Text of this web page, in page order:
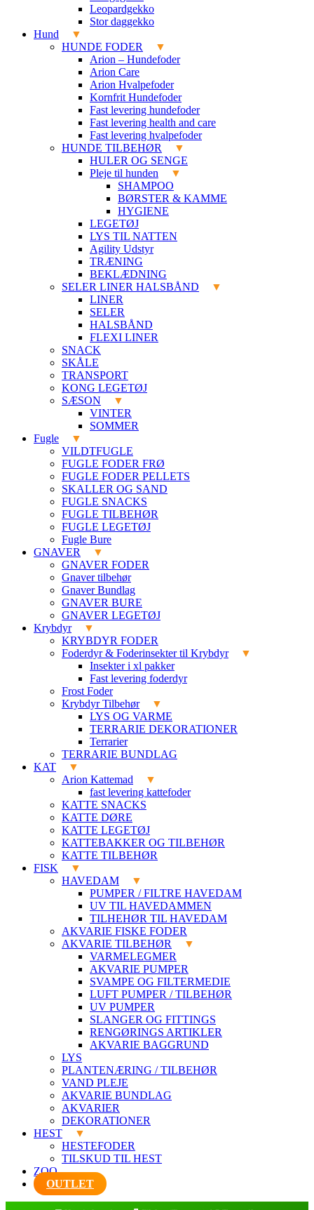
Leopardgekko
Stor daggekko
Hund
HUNDE FODER
Arion – Hundefoder
Arion Care
Arion Hvalpefoder
Kornfrit Hundefoder
Fast levering hundefoder
Fast levering health and care
Fast levering hvalpefoder
HUNDE TILBEHØR
HULER OG SENGE
Pleje til hunden
SHAMPOO
BØRSTER & KAMME
HYGIENE
LEGETØJ
LYS TIL NATTEN
Agility Udstyr
TRÆNING
BEKLÆDNING
SELER LINER HALSBÅND
LINER
SELER
HALSBÅND
FLEXI LINER
SNACK
SKÅLE
TRANSPORT
KONG LEGETØJ
SÆSON
VINTER
SOMMER
Fugle
VILDTFUGLE
FUGLE FODER FRØ
FUGLE FODER PELLETS
SKALLER OG SAND
FUGLE SNACKS
FUGLE TILBEHØR
FUGLE LEGETØJ
Fugle Bure
GNAVER
GNAVER FODER
Gnaver tilbehør
Gnaver Bundlag
GNAVER BURE
GNAVER LEGETØJ
Krybdyr
KRYBDYR FODER
Foderdyr & Foderinsekter til Krybdyr
Insekter i xl pakker
Fast levering foderdyr
Frost Foder
Krybdyr Tilbehør
LYS OG VARME
TERRARIE DEKORATIONER
Terrarier
TERRARIE BUNDLAG
KAT
Arion Kattemad
fast levering kattefoder
KATTE SNACKS
KATTE DØRE
KATTE LEGETØJ
KATTEBAKKER OG TILBEHØR
KATTE TILBEHØR
FISK
HAVEDAM
PUMPER / FILTRE HAVEDAM
UV TIL HAVEDAMMEN
TILHEHØR TIL HAVEDAM
AKVARIE FISKE FODER
AKVARIE TILBEHØR
VARMELEGMER
AKVARIE PUMPER
SVAMPE OG FILTERMEDIE
LUFT PUMPER / TILBEHØR
UV PUMPER
SLANGER OG FITTINGS
RENGØRINGS ARTIKLER
AKVARIE BAGGRUND
LYS
PLANTENÆRING / TILBEHØR
VAND PLEJE
AKVARIE BUNDLAG
AKVARIER
DEKORATIONER
HEST
HESTEFODER
TILSKUD TIL HEST
ZOO
OUTLET